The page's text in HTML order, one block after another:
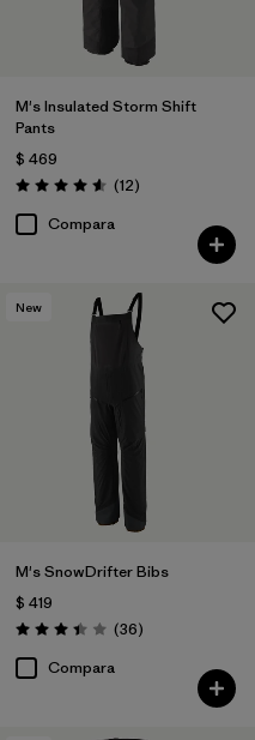
M's Insulated Storm Shift
Pants
$ 469
Valoración: 4.6 / 5
(12Comentarios
)
Compara
New
M's SnowDrifter Bibs
$ 419
Valoración: 3.4 / 5
(36Comentarios
)
Compara